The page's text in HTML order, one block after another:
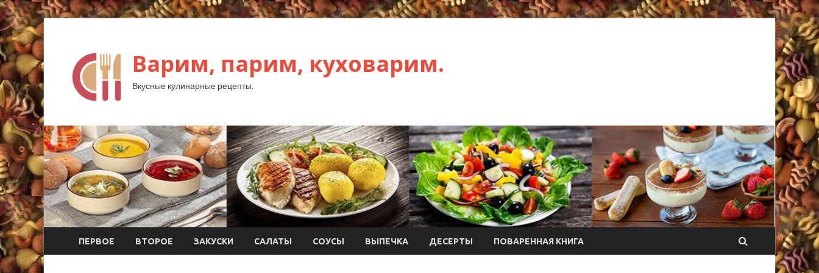
Варим, парим, куховарим.
Вкусные кулинарные рецепты.
ПЕРВОЕ ВТОРОЕ ЗАКУСКИ САЛАТЫ СОУСЫ ВЫПЕЧКА ДЕСЕРТЫ ПОВАРЕННАЯ КНИГА